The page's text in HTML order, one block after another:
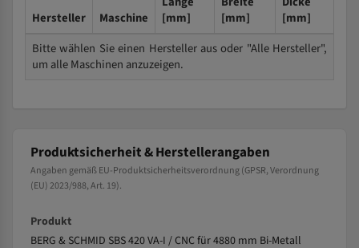
Hersteller Maschine
[mm]
[mm]
[mm]
Bitte wählen Sie einen Hersteller aus oder "Alle Hersteller",
um alle Maschinen anzuzeigen.
Produktsicherheit & Herstellerangaben
Angaben gemäß EU-Produktsicherheitsverordnung (GPSR, Verordnung
(EU) 2023/988, Art. 19).
Produkt
BERG & SCHMID SBS 420 VA-I / CNC für 4880 mm Bi-Metall